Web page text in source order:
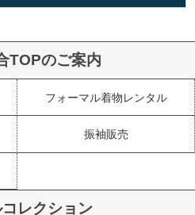
TOPのご案内
フォーマル着物レンタル
振袖販売
レクション